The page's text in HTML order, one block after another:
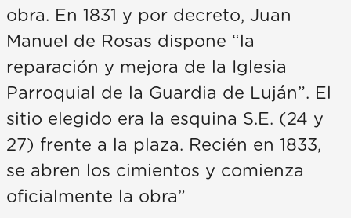
obra. En 1831 y por decreto, Juan
Manuel de Rosas dispone “la
reparación y mejora de la Iglesia
Parroquial de la Guardia de Luján”. El
sitio elegido era la esquina S.E. (24 y
27) frente a la plaza. Recién en 1833,
se abren los cimientos y comienza
oficialmente la obra”